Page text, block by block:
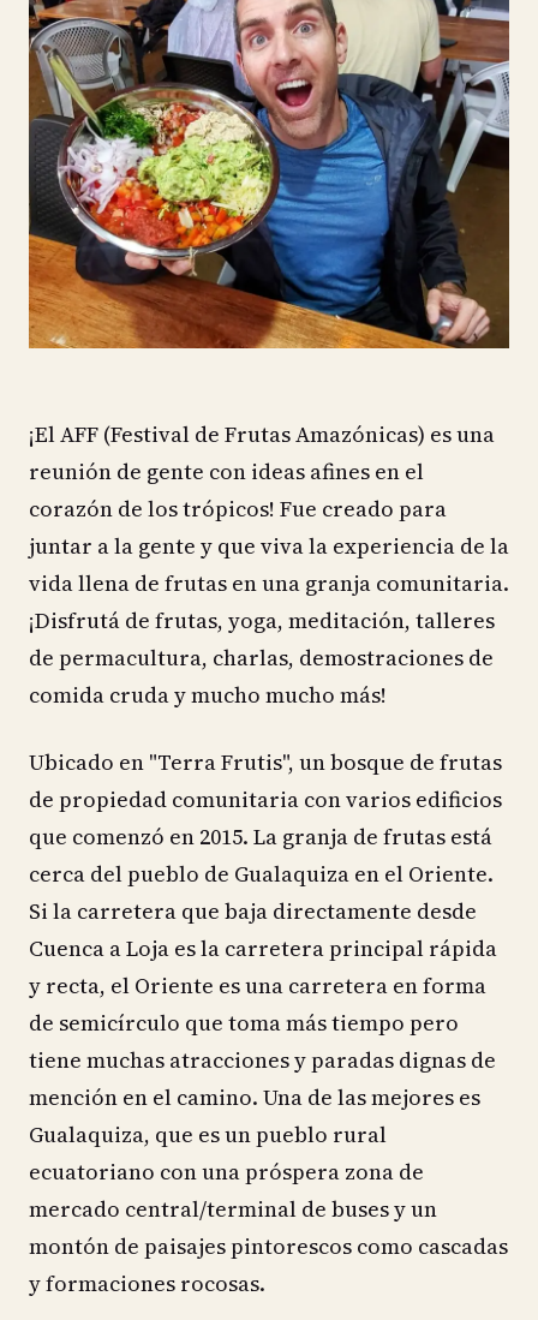
¡El AFF (Festival de Frutas Amazónicas) es una
reunión de gente con ideas afines en el
corazón de los trópicos! Fue creado para
juntar a la gente y que viva la experiencia de la
vida llena de frutas en una granja comunitaria.
¡Disfrutá de frutas, yoga, meditación, talleres
de permacultura, charlas, demostraciones de
comida cruda y mucho mucho más!
Ubicado en "Terra Frutis", un bosque de frutas
de propiedad comunitaria con varios edificios
que comenzó en 2015. La granja de frutas está
cerca del pueblo de Gualaquiza en el Oriente.
Si la carretera que baja directamente desde
Cuenca a Loja es la carretera principal rápida
y recta, el Oriente es una carretera en forma
de semicírculo que toma más tiempo pero
tiene muchas atracciones y paradas dignas de
mención en el camino. Una de las mejores es
Gualaquiza, que es un pueblo rural
ecuatoriano con una próspera zona de
mercado central/terminal de buses y un
montón de paisajes pintorescos como cascadas
y formaciones rocosas.